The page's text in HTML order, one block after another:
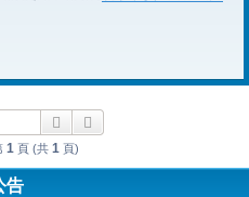
搜尋
1 頁 (共 1 頁)
告